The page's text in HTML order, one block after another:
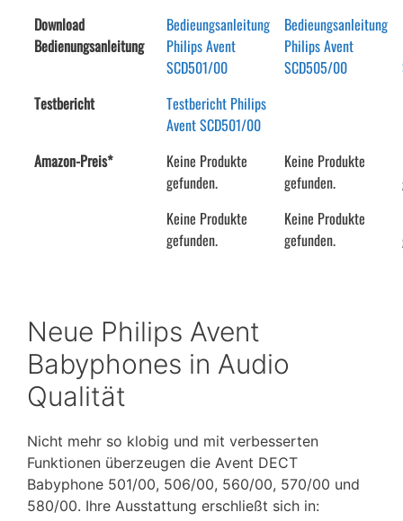
Download
Bedienungsanleitung
Bedieungsanleitung
Philips Avent
SCD501/00
Bedieungsanleitung
Philips Avent
SCD505/00
Testbericht
Testbericht Philips
Avent SCD501/00
Amazon-Preis*
Keine Produkte
gefunden.
Keine Produkte
gefunden.
Keine Produkte
gefunden.
Keine Produkte
gefunden.
Neue Philips Avent
Babyphones in Audio
Qualität
Nicht mehr so klobig und mit verbesserten
Funktionen überzeugen die Avent DECT
Babyphone 501/00, 506/00, 560/00, 570/00 und
580/00. Ihre Ausstattung erschließt sich in: